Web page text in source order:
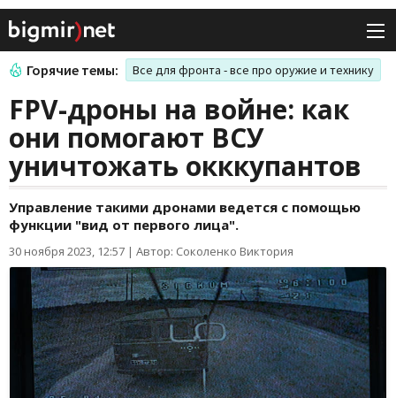
Горячие темы: Все для фронта - все про оружие и технику
FPV-дроны на войне: как
они помогают ВСУ
уничтожать окккупантов
Управление такими дронами ведется с помощью
функции "вид от первого лица".
30 ноября 2023, 12:57 | Автор: Соколенко Виктория